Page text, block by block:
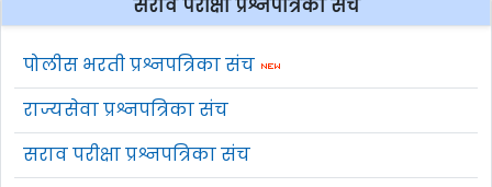
सराव परीक्षा प्रश्नपत्रिका संच
पोलीस भरती प्रश्नपत्रिका संच
राज्यसेवा प्रश्नपत्रिका संच
सराव परीक्षा प्रश्नपत्रिका संच